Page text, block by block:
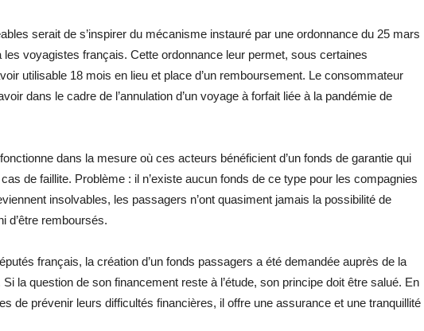
serait de s’inspirer du mécanisme instauré par une ordonnance du 25 mars
les voyagistes français. Cette ordonnance leur permet, sous certaines
utilisable 18 mois en lieu et place d’un remboursement. Le consommateur
dans le cadre de l’annulation d’un voyage à forfait liée à la pandémie de
dans la mesure où ces acteurs bénéficient d’un fonds de garantie qui
de faillite. Problème : il n’existe aucun fonds de ce type pour les compagnies
insolvables, les passagers n’ont quasiment jamais la possibilité de
d’être remboursés.
français, la création d’un fonds passagers a été demandée auprès de la
la question de son financement reste à l’étude, son principe doit être salué. En
de prévenir leurs difficultés financières, il offre une assurance et une tranquillité